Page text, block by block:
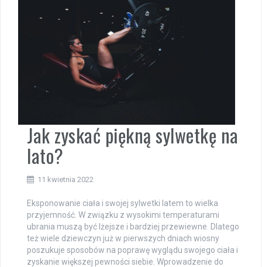
Jak zyskać piękną sylwetkę na
lato?
11 kwietnia 2022
Eksponowanie ciała i swojej sylwetki latem to wielka
przyjemność. W związku z wysokimi temperaturami
ubrania muszą być lżejsze i bardziej przewiewne. Dlatego
też wiele dziewczyn już w pierwszych dniach wiosny
poszukuje sposobów na poprawę wyglądu swojego ciała i
zyskanie większej pewności siebie. Wprowadzenie do